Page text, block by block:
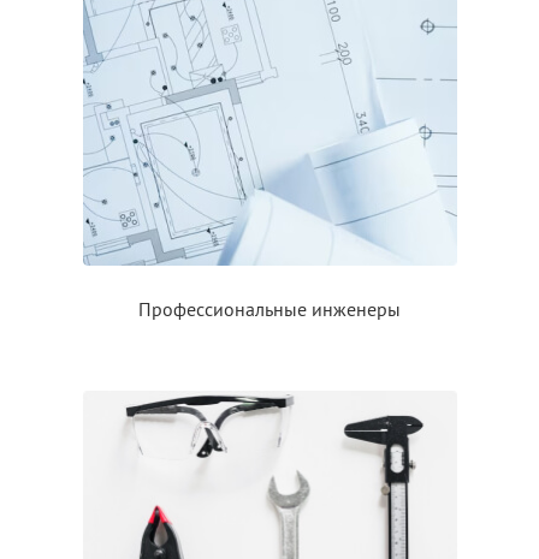
Профессиональные инженеры